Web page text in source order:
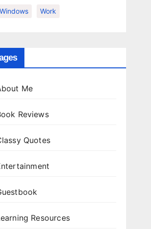
Windows Work
Me
Reviews
Quotes
Resources